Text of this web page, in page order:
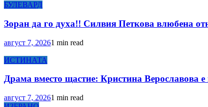
БУЛЕВАРД
Зоран да го духа!! Силвия Петкова влюбена
август 7, 20261 min read
ИСТИНАТА
Драма вместо щастие: Кристина Верославова
август 7, 20261 min read